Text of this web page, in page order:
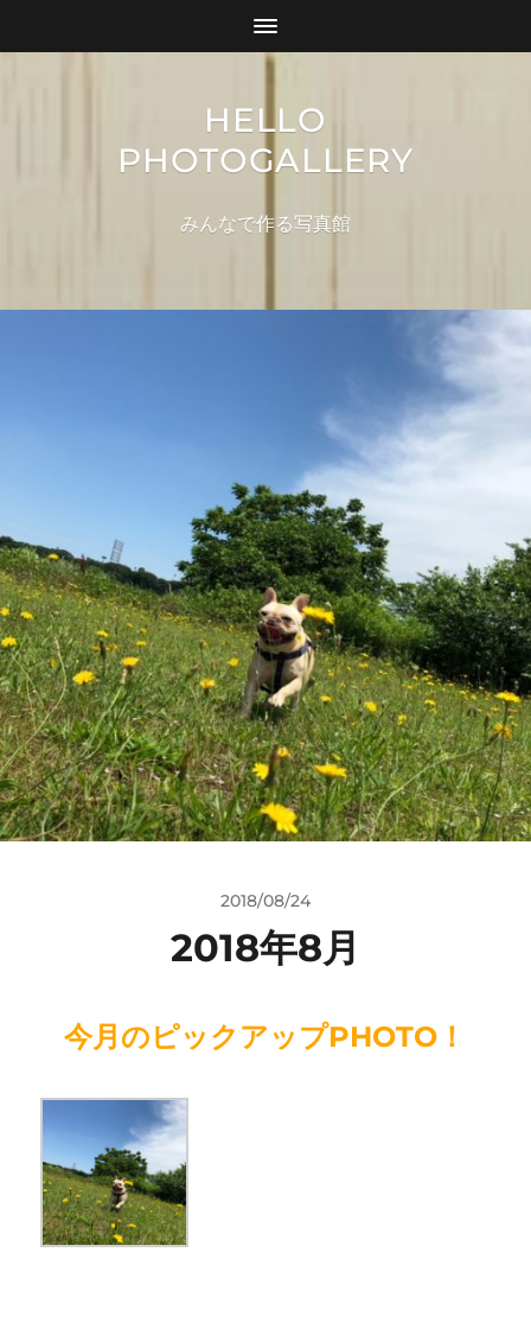
HELLO
PHOTOGALLERY
みんなで作る写真館
2018/08/24
2018年8月
今月のピックアップPHOTO！